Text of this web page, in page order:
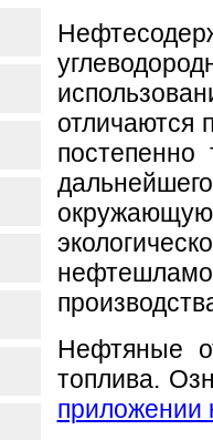
отличаются
Нефтяные
топлива.
приложении